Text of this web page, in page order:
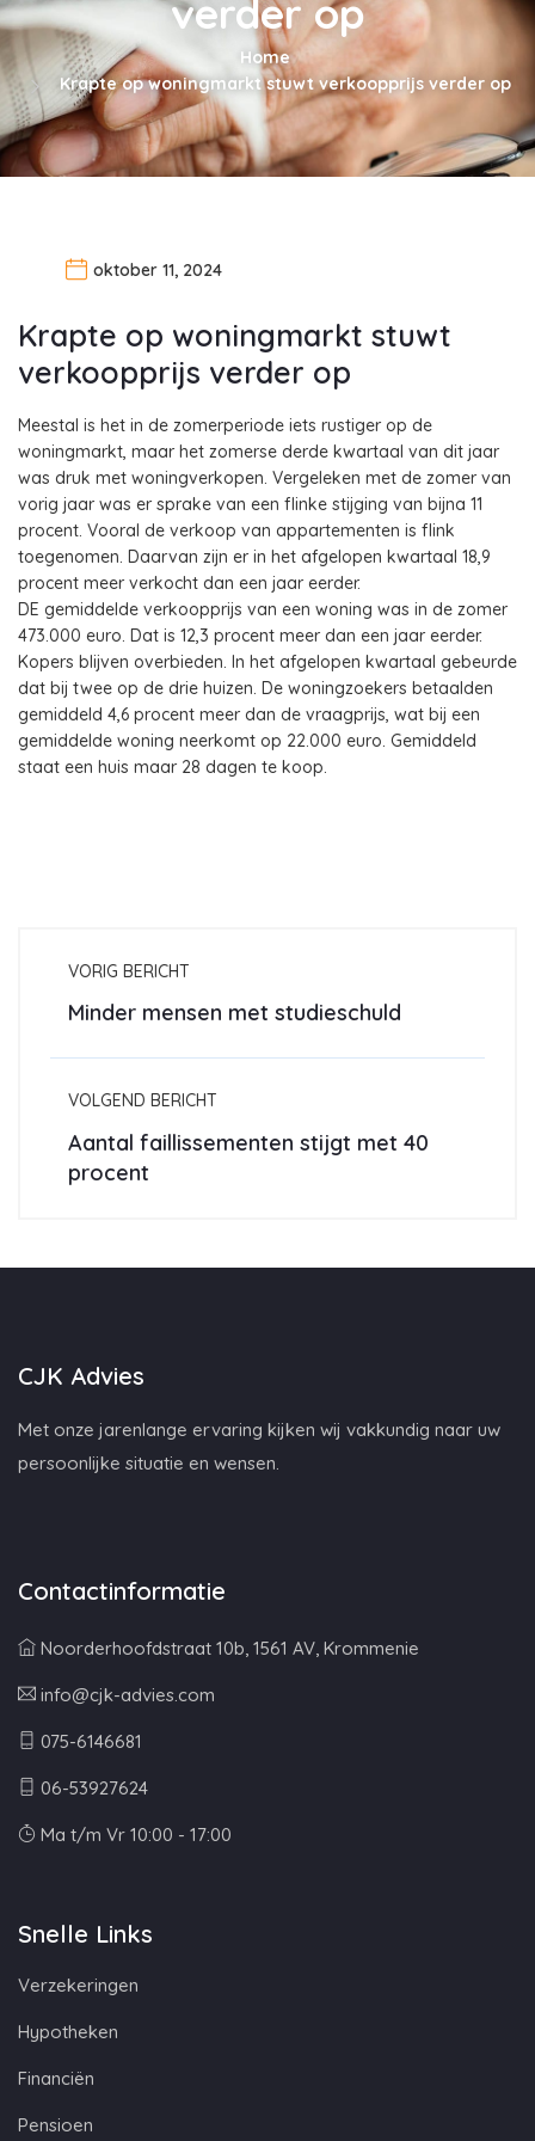
verder op
Home
Krapte op woningmarkt stuwt verkoopprijs verder op
oktober 11, 2024
Krapte op woningmarkt stuwt
verkoopprijs verder op
Meestal is het in de zomerperiode iets rustiger op de
woningmarkt, maar het zomerse derde kwartaal van dit jaar
was druk met woningverkopen. Vergeleken met de zomer van
vorig jaar was er sprake van een flinke stijging van bijna 11
procent. Vooral de verkoop van appartementen is flink
toegenomen. Daarvan zijn er in het afgelopen kwartaal 18,9
procent meer verkocht dan een jaar eerder.
DE gemiddelde verkoopprijs van een woning was in de zomer
473.000 euro. Dat is 12,3 procent meer dan een jaar eerder.
Kopers blijven overbieden. In het afgelopen kwartaal gebeurde
dat bij twee op de drie huizen. De woningzoekers betaalden
gemiddeld 4,6 procent meer dan de vraagprijs, wat bij een
gemiddelde woning neerkomt op 22.000 euro. Gemiddeld
staat een huis maar 28 dagen te koop.
VORIG BERICHT
Minder mensen met studieschuld
VOLGEND BERICHT
Aantal faillissementen stijgt met 40
procent
CJK Advies
Met onze jarenlange ervaring kijken wij vakkundig naar uw
persoonlijke situatie en wensen.
Contactinformatie
Noorderhoofdstraat 10b, 1561 AV, Krommenie
info@cjk-advies.com
075-6146681
06-53927624
Ma t/m Vr 10:00 - 17:00
Snelle Links
Verzekeringen
Hypotheken
Financiën
Pensioen